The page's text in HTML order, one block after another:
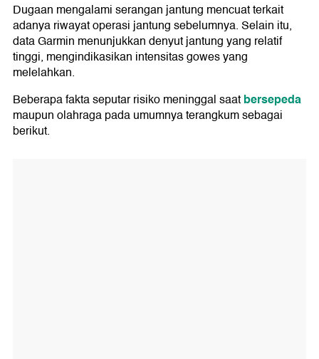
Dugaan mengalami serangan jantung mencuat terkait
adanya riwayat operasi jantung sebelumnya. Selain itu,
data Garmin menunjukkan denyut jantung yang relatif
tinggi, mengindikasikan intensitas gowes yang
melelahkan.
Beberapa fakta seputar risiko meninggal saatbersepeda
maupun olahraga pada umumnya terangkum sebagai
berikut.